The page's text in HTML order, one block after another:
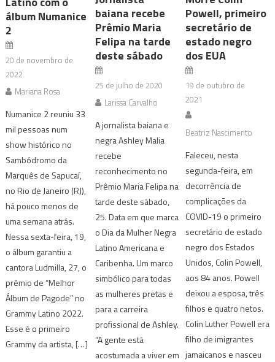
álbum Numanice
2
20 de novembro de
2022
Mariana Rosa
Numanice 2 reuniu 33
mil pessoas num
show histórico no
Sambódromo da
Marquês de Sapucaí,
no Rio de Janeiro (RJ),
há pouco menos de
uma semana atrás.
Nessa sexta-feira, 19,
o álbum garantiu a
cantora Ludmilla, 27, o
prêmio de “Melhor
Álbum de Pagode” no
Grammy Latino 2022.
Esse é o primeiro
Grammy da artista, […]
baiana recebe
Prêmio Maria
Felipa na tarde
deste sábado
25 de julho de 2020
Larissa Carvalho
A jornalista baiana e
negra Ashley Malia
recebe
reconhecimento no
Prêmio Maria Felipa na
tarde deste sábado,
25. Data em que marca
o Dia da Mulher Negra
Latino Americana e
Caribenha. Um marco
simbólico para todas
as mulheres pretas e
para a carreira
profissional de Ashley.
“A gente está
acostumada a viver em
Powell, primeiro
secretário de
estado negro
dos EUA
19 de outubro de
2021
Beatriz Nascimento
Faleceu, nesta
segunda-feira, em
decorrência de
complicações da
COVID-19 o primeiro
secretário de estado
negro dos Estados
Unidos, Colin Powell,
aos 84 anos. Powell
deixou a esposa, três
filhos e quatro netos.
Colin Luther Powell era
filho de imigrantes
jamaicanos e nasceu